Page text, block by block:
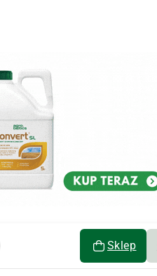
Sklep